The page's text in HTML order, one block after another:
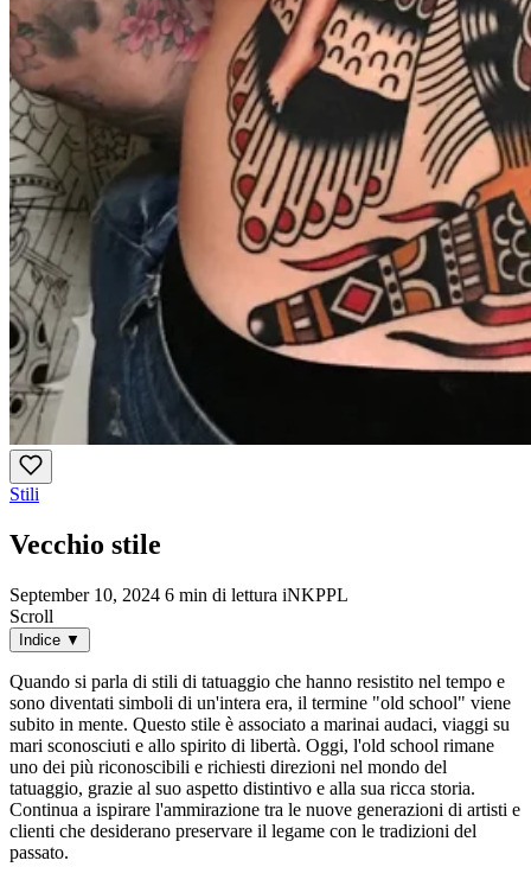
Stili
Vecchio stile
September 10, 2024 6 min di lettura iNKPPL
Scroll
Indice ▼
Quando si parla di stili di tatuaggio che hanno resistito nel tempo e
sono diventati simboli di un'intera era, il termine "old school" viene
subito in mente. Questo stile è associato a marinai audaci, viaggi su
mari sconosciuti e allo spirito di libertà. Oggi, l'old school rimane
uno dei più riconoscibili e richiesti direzioni nel mondo del
tatuaggio, grazie al suo aspetto distintivo e alla sua ricca storia.
Continua a ispirare l'ammirazione tra le nuove generazioni di artisti e
clienti che desiderano preservare il legame con le tradizioni del
passato.